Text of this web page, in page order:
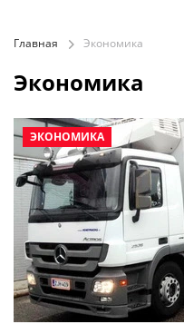
Главная Экономика
Экономика
ЭКОНОМИКА